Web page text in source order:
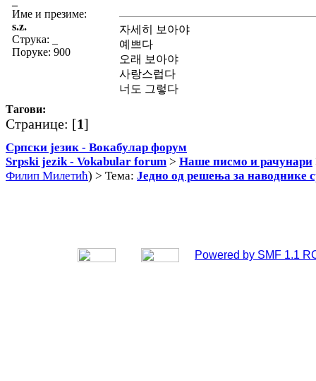
Име и презиме:
s.z.
Струка:
Поруке: 900
자세히 보아야
예쁘다
오래 보아야
사랑스럽다
너도 그렇다
Тагови:
Странице: [1]
Српски језик - Вокабулар форум
Srpski jezik - Vokabular forum > Наше писмо и рачунари
Филип Милетић) > Тема: Једно од решења за наводнике
Powered by SMF 1.1